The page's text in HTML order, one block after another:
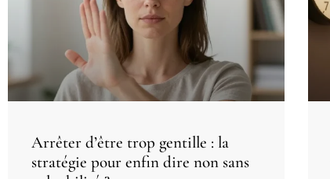
Arrêter d’être trop gentille : la
stratégie pour enfin dire non sans